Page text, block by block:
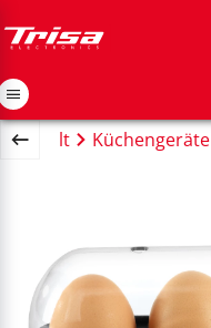
Küchengeräte